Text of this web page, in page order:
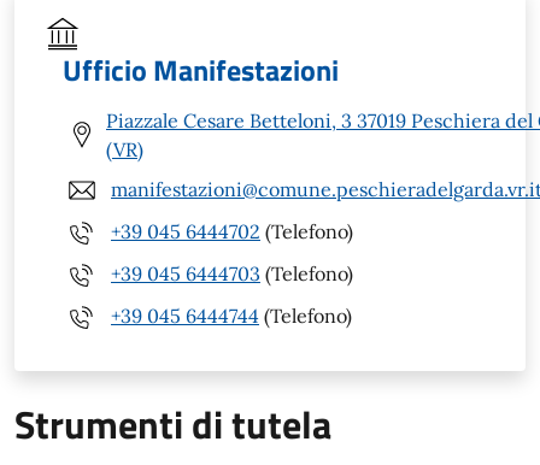
Ufficio Manifestazioni
Piazzale Cesare Betteloni, 3 37019 Peschiera del
(VR)
+39 045 6444702 (Telefono)
+39 045 6444703 (Telefono)
+39 045 6444744 (Telefono)
Strumenti di tutela